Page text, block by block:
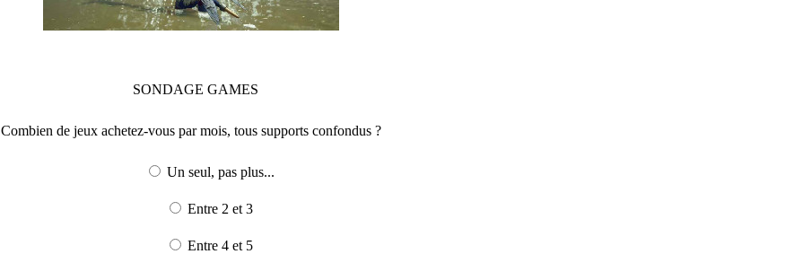
SONDAGE GAMES
Combien de jeux achetez-vous par mois, tous supports confondus ?
Un seul, pas plus...
Entre 2 et 3
Entre 4 et 5